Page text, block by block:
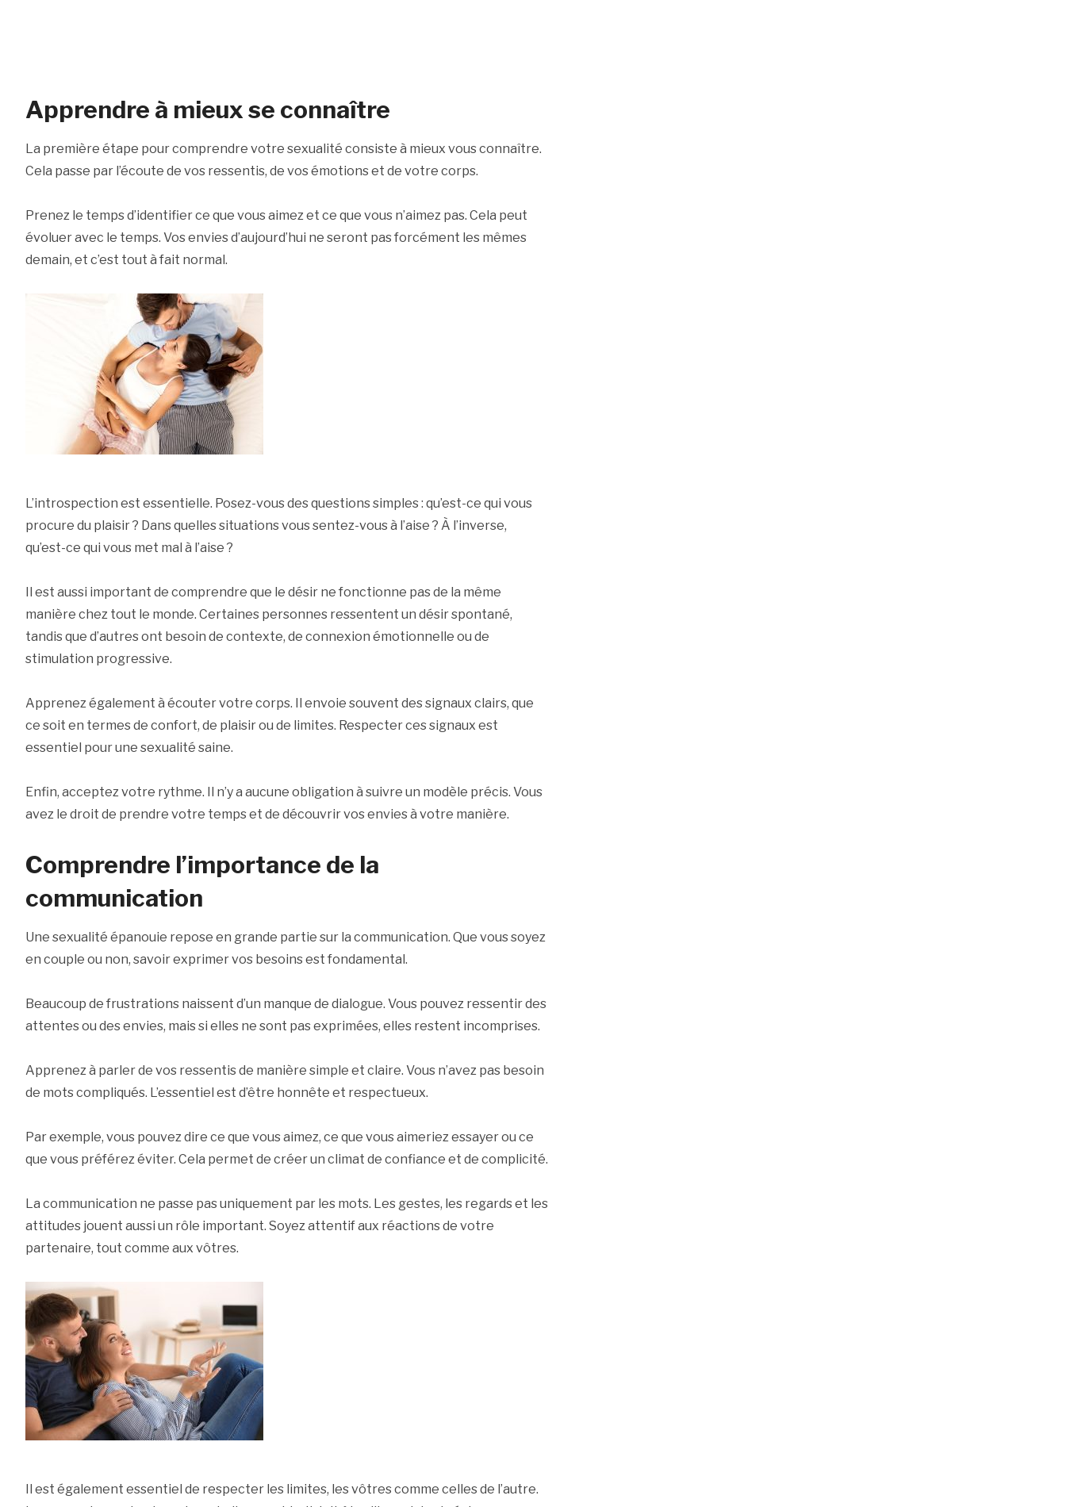
Apprendre à mieux se connaître
La première étape pour comprendre votre sexualité consiste à mieux vous connaître.
Cela passe par l’écoute de vos ressentis, de vos émotions et de votre corps.
Prenez le temps d’identifier ce que vous aimez et ce que vous n’aimez pas. Cela peut
évoluer avec le temps. Vos envies d’aujourd’hui ne seront pas forcément les mêmes
demain, et c’est tout à fait normal.
L’introspection est essentielle. Posez-vous des questions simples : qu’est-ce qui vous
procure du plaisir ? Dans quelles situations vous sentez-vous à l’aise ? À l’inverse,
qu’est-ce qui vous met mal à l’aise ?
Il est aussi important de comprendre que le désir ne fonctionne pas de la même
manière chez tout le monde. Certaines personnes ressentent un désir spontané,
tandis que d’autres ont besoin de contexte, de connexion émotionnelle ou de
stimulation progressive.
Apprenez également à écouter votre corps. Il envoie souvent des signaux clairs, que
ce soit en termes de confort, de plaisir ou de limites. Respecter ces signaux est
essentiel pour une sexualité saine.
Enfin, acceptez votre rythme. Il n’y a aucune obligation à suivre un modèle précis. Vous
avez le droit de prendre votre temps et de découvrir vos envies à votre manière.
Comprendre l’importance de la
communication
Une sexualité épanouie repose en grande partie sur la communication. Que vous soyez
en couple ou non, savoir exprimer vos besoins est fondamental.
Beaucoup de frustrations naissent d’un manque de dialogue. Vous pouvez ressentir des
attentes ou des envies, mais si elles ne sont pas exprimées, elles restent incomprises.
Apprenez à parler de vos ressentis de manière simple et claire. Vous n’avez pas besoin
de mots compliqués. L’essentiel est d’être honnête et respectueux.
Par exemple, vous pouvez dire ce que vous aimez, ce que vous aimeriez essayer ou ce
que vous préférez éviter. Cela permet de créer un climat de confiance et de complicité.
La communication ne passe pas uniquement par les mots. Les gestes, les regards et les
attitudes jouent aussi un rôle important. Soyez attentif aux réactions de votre
partenaire, tout comme aux vôtres.
Il est également essentiel de respecter les limites, les vôtres comme celles de l’autre.